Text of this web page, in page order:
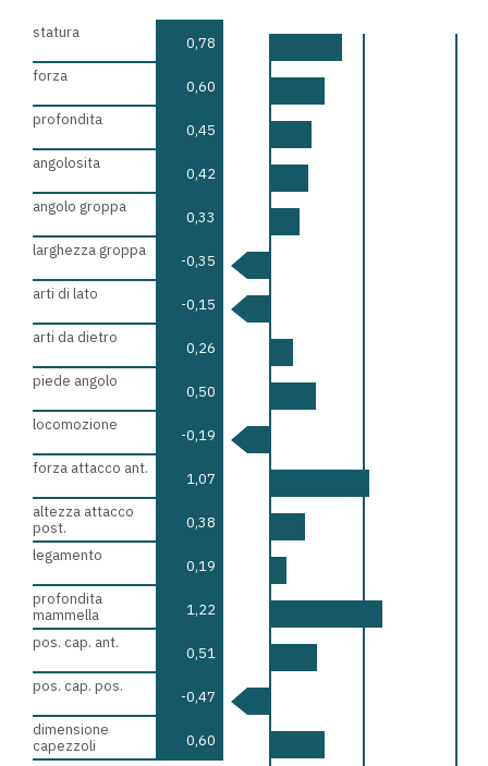
statura
0,78
forza
0,60
profondita
0,45
angolosita
0,42
angolo groppa
0,33
larghezza groppa
-0,35
arti di lato
-0,15
arti da dietro
0,26
piede angolo
0,50
locomozione
-0,19
forza attacco ant.
1,07
altezza attacco
post.
0,38
legamento
0,19
profondita
mammella
1,22
pos. cap. ant.
0,51
pos. cap. pos.
-0,47
dimensione
capezzoli
0,60